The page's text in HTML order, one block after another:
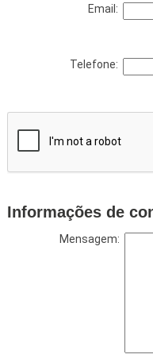
Email:
Telefone:
Informações de
Mensagem: